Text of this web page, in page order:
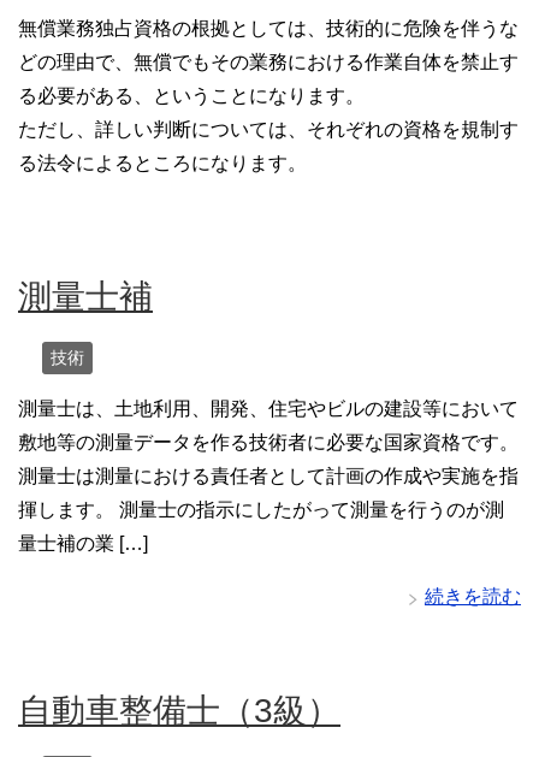
無償業務独占資格の根拠としては、技術的に危険を伴うな
どの理由で、無償でもその業務における作業自体を禁止す
る必要がある、ということになります。
ただし、詳しい判断については、それぞれの資格を規制す
る法令によるところになります。
測量士補
技術
測量士は、土地利用、開発、住宅やビルの建設等において
敷地等の測量データを作る技術者に必要な国家資格です。
測量士は測量における責任者として計画の作成や実施を指
揮します。 測量士の指示にしたがって測量を行うのが測
量士補の業 […]
続きを読む
自動車整備士（3級）